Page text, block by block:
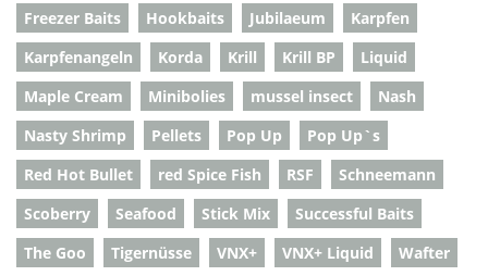
Freezer Baits
Hookbaits Jubilaeum
Karpfen
Karpfenangeln
Korda Krill Krill BP
Liquid
Maple Cream
Minibolies mussel insect
Nash
Nasty Shrimp
Pellets Pop Up
Pop Up`s
Red Hot Bullet
red Spice Fish RSF
Schneemann
Scoberry
Seafood Stick Mix
Successful Baits
The Goo
Tigernüsse VNX+ VNX+ Liquid
Wafter